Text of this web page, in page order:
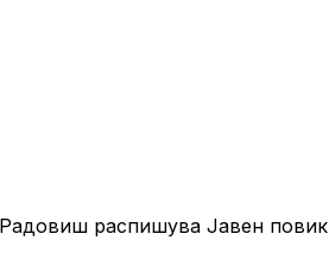
распишува Јавен повик